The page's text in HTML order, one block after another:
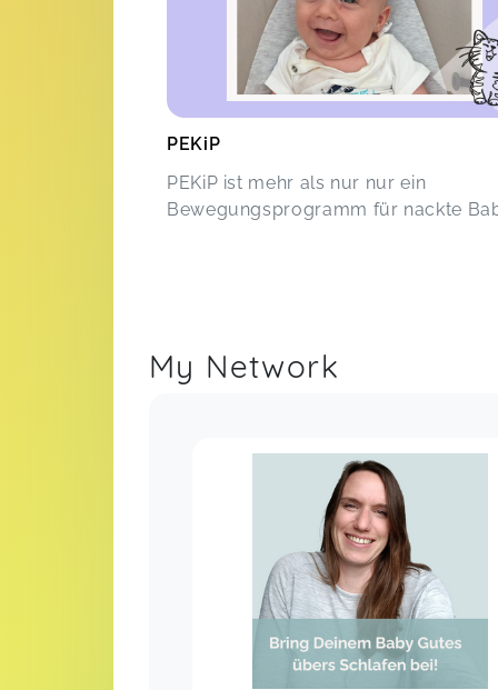
PEKiP
PEKiP ist mehr als nur nur ein
Bewegungsprogramm für nackte
My Network